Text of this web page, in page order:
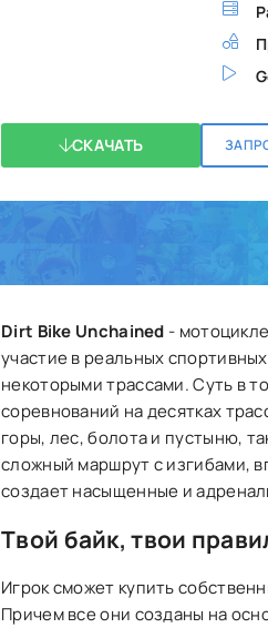
СКАЧАТЬ
Dirt Bike Unchained -
участие в реальных
некоторыми трассами. Суть в
соревнований на десятках
горы, лес, болота и пустыню,
сложный маршрут с изгибами,
создает насыщенные и
Твой байк, твои
Игрок сможет купить
Причем все они созданы на